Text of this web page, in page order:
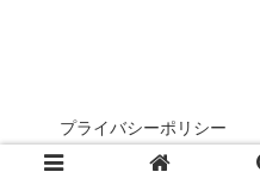
プライバシーポリシー
© 2021 レトロゲ